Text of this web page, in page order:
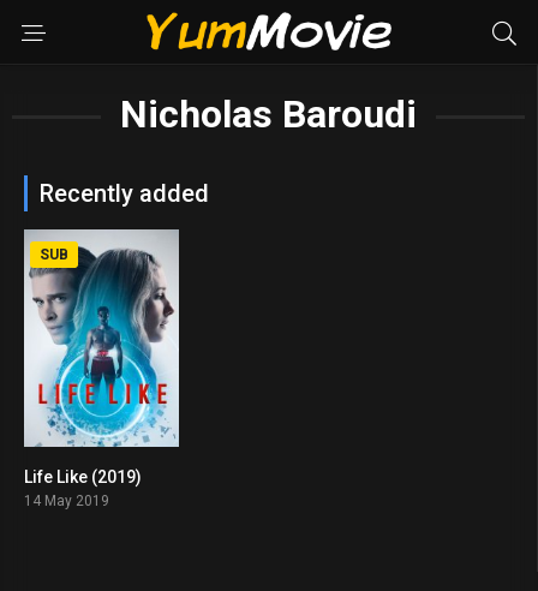
Nicholas Baroudi
Recently added
SUB
Life Like (2019)
14 May 2019